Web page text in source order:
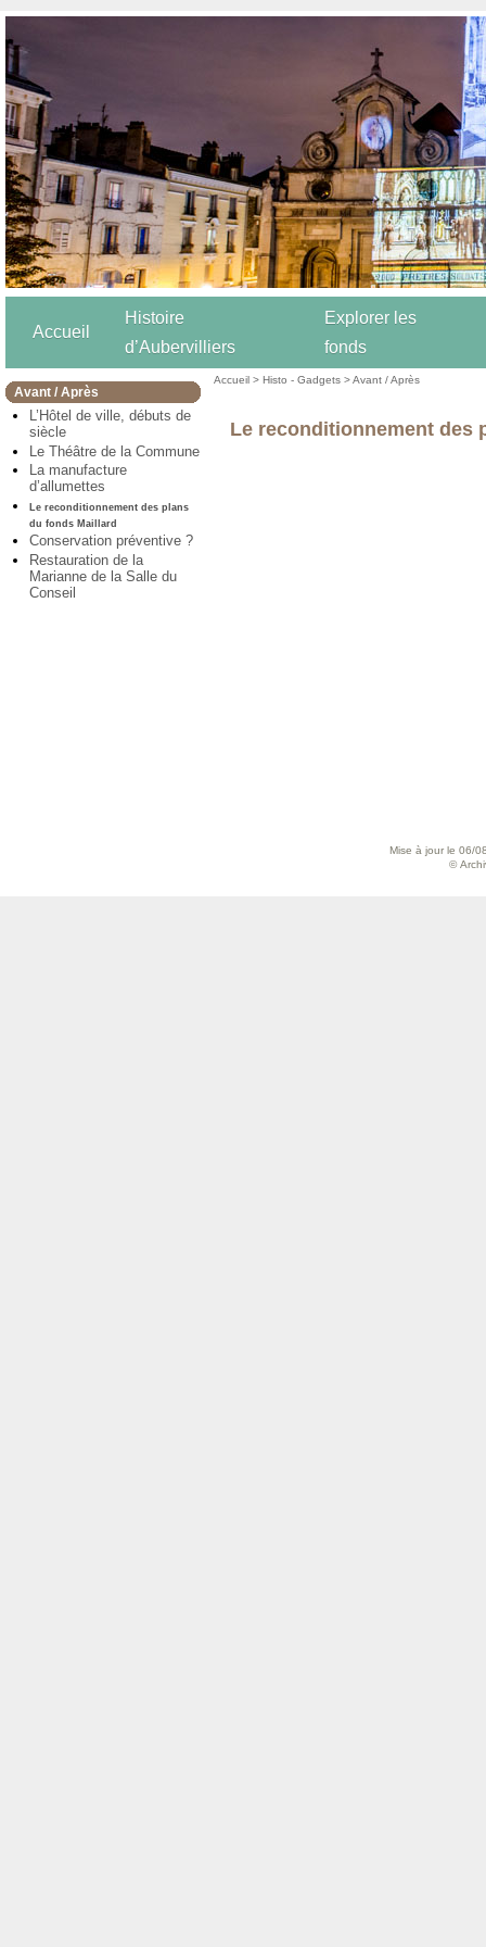
Accueil
Histoire
d’Aubervilliers
Explorer les
fonds
Avant / Après
L’Hôtel de ville, débuts de
siècle
Le Théâtre de la Commune
La manufacture
d’allumettes
Le reconditionnement des plans
du fonds Maillard
Conservation préventive ?
Restauration de la
Marianne de la Salle du
Conseil
Accueil >Histo - Gadgets >Avant / Après
Le reconditionnement des
Mise à jour le 06/
©